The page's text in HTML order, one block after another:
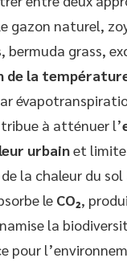
gazon naturel,
bermuda grass,
de la
à atténuer l’
urbainet
la chaleur du sol
le CO₂,
la
pour